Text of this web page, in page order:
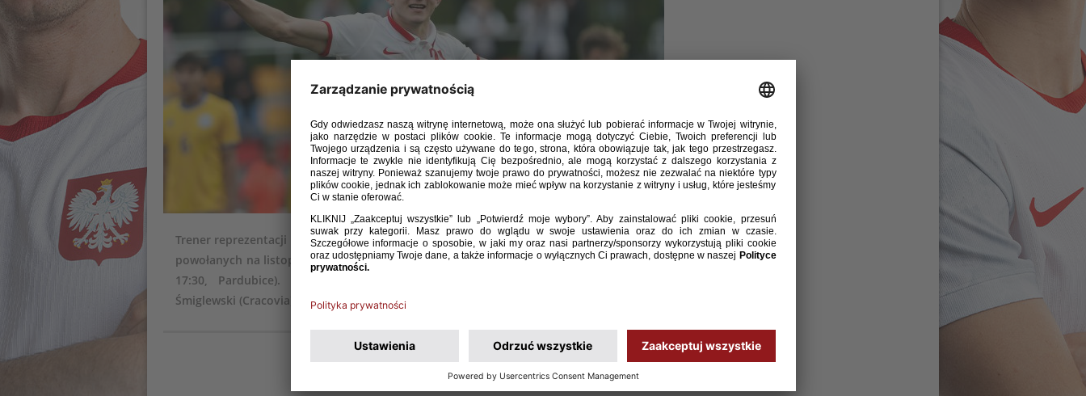
Trener reprezentacji Polski do lat 20 Miłosz Stępiński poinformował o zmianie w liście
powołanych na listopadowe zgrupowanie i towarzyski mecz z Czechami (17 listopada,
17:30, Pardubice). Miejsce Antoniego Kozubala (GKS Katowice) zajmie Kacper
Śmiglewski (Cracovia).